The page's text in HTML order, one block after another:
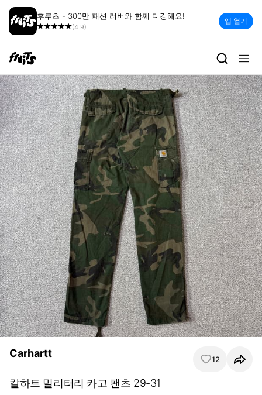
후루츠 - 300만 패션 러버와 함께 디깅해요!
(4.9)
앱 열기
Carhartt 12
칼하트 밀리터리 카고 팬츠 29-31